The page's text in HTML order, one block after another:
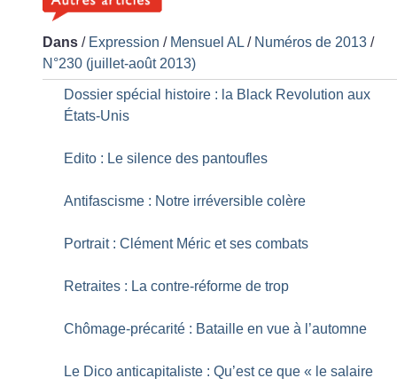
Dans / Expression / Mensuel AL / Numéros de 2013 /
N°230 (juillet-août 2013)
Dossier spécial histoire : la Black Revolution aux
États-Unis
Edito : Le silence des pantoufles
Antifascisme : Notre irréversible colère
Portrait : Clément Méric et ses combats
Retraites : La contre-réforme de trop
Chômage-précarité : Bataille en vue à l’automne
Le Dico anticapitaliste : Qu’est ce que « le salaire